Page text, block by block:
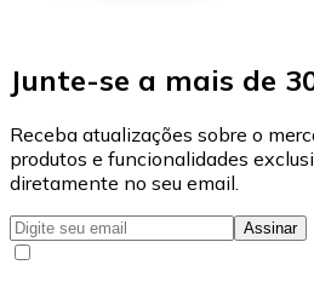
Junte-se a mais de
Receba atualizações sobre o
produtos e funcionalidades
diretamente no seu email.
Assinar